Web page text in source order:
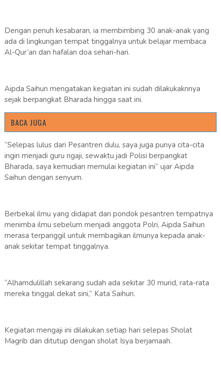
Dengan penuh kesabaran, ia membimbing 30 anak-anak yang
ada di lingkungan tempat tinggalnya untuk belajar membaca
Al-Qur’an dan hafalan doa sehari-hari.
Aipda Saihun mengatakan kegiatan ini sudah dilakukaknnya
sejak berpangkat Bharada hingga saat ini.
BACA JUGA
“Selepas lulus dari Pesantren dulu, saya juga punya cita-cita
ingin menjadi guru ngaji, sewaktu jadi Polisi berpangkat
Bharada, saya kemudian memulai kegiatan ini” ujar Aipda
Saihun dengan senyum.
Berbekal ilmu yang didapat dari pondok pesantren tempatnya
menimba ilmu sebelum menjadi anggota Polri, Aipda Saihun
merasa terpanggil untuk membagikan ilmunya kepada anak-
anak sekitar tempat tinggalnya.
“Alhamdulillah sekarang sudah ada sekitar 30 murid, rata-rata
mereka tinggal dekat sini,” Kata Saihun.
Kegiatan mengaji ini dilakukan setiap hari selepas Sholat
Magrib dan ditutup dengan sholat Isya berjamaah.